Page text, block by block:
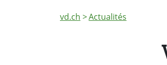
Fil d'Ariane
vd.ch Actualités
Violences domestiques :